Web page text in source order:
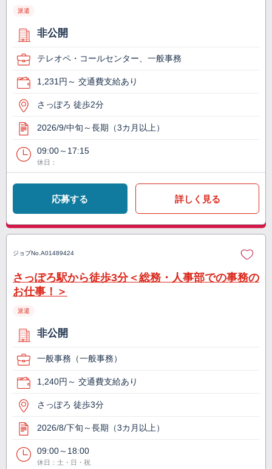
派遣
非公開
テレオペ・コールセンター、一般事務
1,231円～ 交通費支給あり
さっぽろ 徒歩2分
2026/9/中旬～長期（3カ月以上）
09:00～17:15
休日：
応募する 詳しく見る
ジョブNo. A01489424
さっぽろ駅から徒歩3分＜総務・人事部での事務の
お仕事！＞
派遣
非公開
一般事務（一般事務）
1,240円～ 交通費支給あり
さっぽろ 徒歩3分
2026/8/下旬～長期（3カ月以上）
09:00～18:00
休日：土・日・祝